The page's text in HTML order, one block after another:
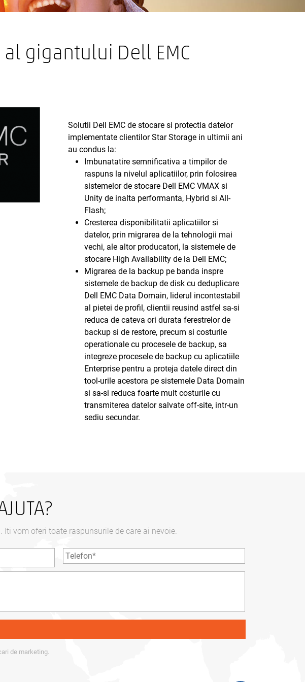
gigantului Dell EMC
Solutii Dell EMC de stocare si protectia datelor
implementate clientilor Star Storage in ultimii ani
au condus la:
Imbunatatire semnificativa a timpilor de
raspuns la nivelul aplicatiilor, prin folosirea
sistemelor de stocare Dell EMC VMAX si
Unity de inalta performanta, Hybrid si All-
Flash;
Cresterea disponibilitatii aplicatiilor si
datelor, prin migrarea de la tehnologii mai
vechi, ale altor producatori, la sistemele de
stocare High Availability de la Dell EMC;
Migrarea de la backup pe banda inspre
sistemele de backup de disk cu deduplicare
Dell EMC Data Domain, liderul incontestabil
al pietei de profil, clientii reusind astfel sa-si
reduca de cateva ori durata ferestrelor de
backup si de restore, precum si costurile
operationale cu procesele de backup, sa
integreze procesele de backup cu aplicatiile
Enterprise pentru a proteja datele direct din
tool-urile acestora pe sistemele Data Domain
si sa-si reduca foarte mult costurile cu
transmiterea datelor salvate off-site, intr-un
sediu secundar.
vom oferi toate raspunsurile de care ai nevoie.
de marketing.